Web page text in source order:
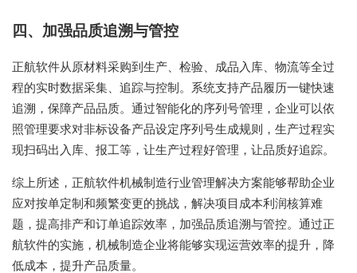
四、加强品质追溯与管控
正航软件从原材料采购到生产、检验、成品入库、物流等全过
程的实时数据采集、追踪与控制。系统支持产品履历一键快速
追溯，保障产品品质。通过智能化的序列号管理，企业可以依
照管理要求对非标设备产品设定序列号生成规则，生产过程实
现扫码出入库、报工等，让生产过程好管理，让品质好追踪。
综上所述，正航软件机械制造行业管理解决方案能够帮助企业
应对按单定制和频繁变更的挑战，解决项目成本利润核算难
题，提高排产和订单追踪效率，加强品质追溯与管控。通过正
航软件的实施，机械制造企业将能够实现运营效率的提升，降
低成本，提升产品质量。